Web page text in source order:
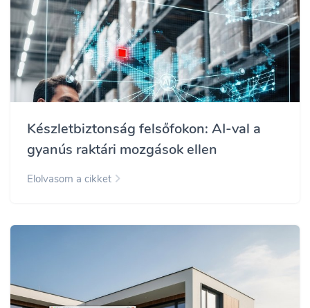
Készletbiztonság felsőfokon: AI-val a
gyanús raktári mozgások ellen
Elolvasom a cikket